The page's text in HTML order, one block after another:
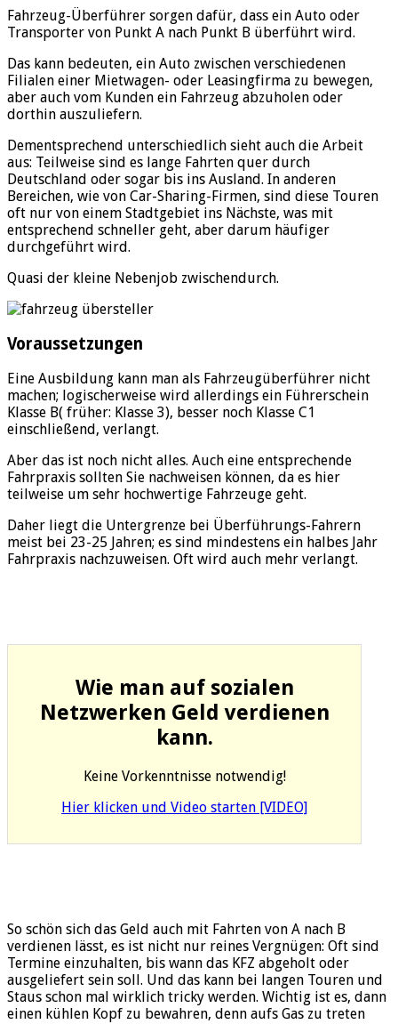
Fahrzeug-Überführer sorgen dafür, dass ein Auto oder
Transporter von Punkt A nach Punkt B überführt wird.
Das kann bedeuten, ein Auto zwischen verschiedenen
Filialen einer Mietwagen- oder Leasingfirma zu bewegen,
aber auch vom Kunden ein Fahrzeug abzuholen oder
dorthin auszuliefern.
Dementsprechend unterschiedlich sieht auch die Arbeit
aus: Teilweise sind es lange Fahrten quer durch
Deutschland oder sogar bis ins Ausland. In anderen
Bereichen, wie von Car-Sharing-Firmen, sind diese Touren
oft nur von einem Stadtgebiet ins Nächste, was mit
entsprechend schneller geht, aber darum häufiger
durchgeführt wird.
Quasi der kleine Nebenjob zwischendurch.
Voraussetzungen
Eine Ausbildung kann man als Fahrzeugüberführer nicht
machen; logischerweise wird allerdings ein Führerschein
Klasse B( früher: Klasse 3), besser noch Klasse C1
einschließend, verlangt.
Aber das ist noch nicht alles. Auch eine entsprechende
Fahrpraxis sollten Sie nachweisen können, da es hier
teilweise um sehr hochwertige Fahrzeuge geht.
Daher liegt die Untergrenze bei Überführungs-Fahrern
meist bei 23-25 Jahren; es sind mindestens ein halbes Jahr
Fahrpraxis nachzuweisen. Oft wird auch mehr verlangt.
Wie man auf sozialen
Netzwerken Geld verdienen
kann.
Keine Vorkenntnisse notwendig!
Hier klicken und Video starten [VIDEO]
So schön sich das Geld auch mit Fahrten von A nach B
verdienen lässt, es ist nicht nur reines Vergnügen: Oft sind
Termine einzuhalten, bis wann das KFZ abgeholt oder
ausgeliefert sein soll. Und das kann bei langen Touren und
Staus schon mal wirklich tricky werden. Wichtig ist es, dann
einen kühlen Kopf zu bewahren, denn aufs Gas zu treten